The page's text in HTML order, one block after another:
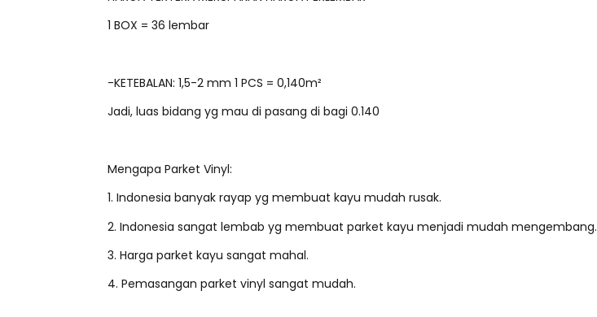
1 BOX = 36 lembar
-KETEBALAN: 1,5-2 mm 1 PCS = 0,140m²
Jadi, luas bidang yg mau di pasang di bagi 0.140
Mengapa Parket Vinyl:
1. Indonesia banyak rayap yg membuat kayu mudah rusak.
2. Indonesia sangat lembab yg membuat parket kayu menjadi mudah mengembang.
3. Harga parket kayu sangat mahal.
4. Pemasangan parket vinyl sangat mudah.